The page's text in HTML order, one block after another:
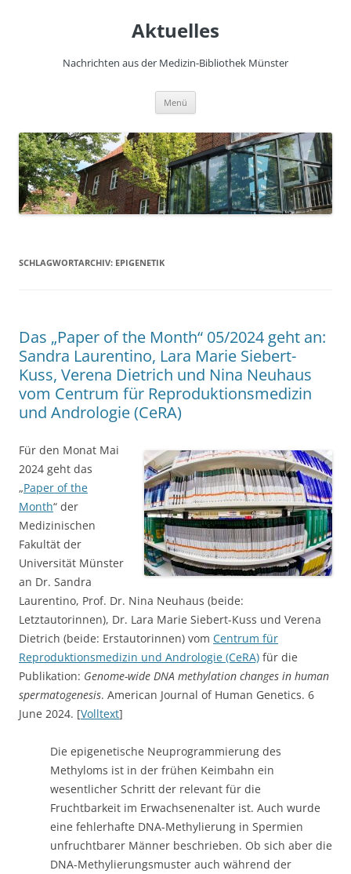
Aktuelles
Nachrichten aus der Medizin-Bibliothek Münster
Menü
SCHLAGWORTARCHIV: EPIGENETIK
Das „Paper of the Month“ 05/2024 geht an:
Sandra Laurentino, Lara Marie Siebert-
Kuss, Verena Dietrich und Nina Neuhaus
vom Centrum für Reproduktionsmedizin
und Andrologie (CeRA)
Für den Monat Mai
2024 geht das
„Paper of the
Month“ der
Medizinischen
Fakultät der
Universität Münster
an Dr. Sandra
Laurentino, Prof. Dr. Nina Neuhaus (beide:
Letztautorinnen), Dr. Lara Marie Siebert-Kuss und Verena
Dietrich (beide: Erstautorinnen) vom Centrum für
Reproduktionsmedizin und Andrologie (CeRA) für die
Publikation: Genome-wide DNA methylation changes in human
spermatogenesis. American Journal of Human Genetics. 6
June 2024. [Volltext]
Die epigenetische Neuprogrammierung des
Methyloms ist in der frühen Keimbahn ein
wesentlicher Schritt der relevant für die
Fruchtbarkeit im Erwachsenenalter ist. Auch wurde
eine fehlerhafte DNA-Methylierung in Spermien
unfruchtbarer Männer beschrieben. Ob sich aber die
DNA-Methylierungsmuster auch während der